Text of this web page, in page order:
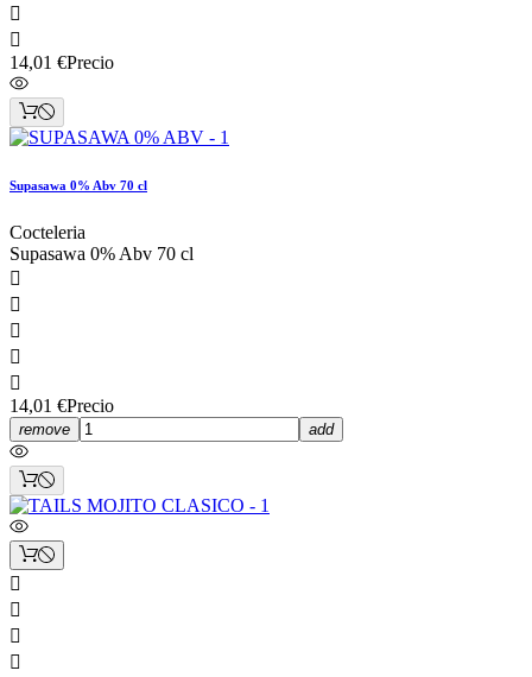


14,01 €Precio
Supasawa 0% Abv 70 cl
Cocteleria
Supasawa 0% Abv 70 cl





14,01 €Precio
remove add



